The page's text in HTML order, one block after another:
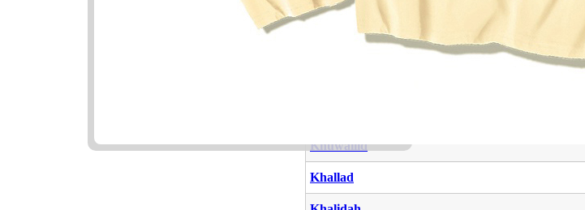
Nama Yang Berkaitan dengan Khalid
Khuwailid
Khallad